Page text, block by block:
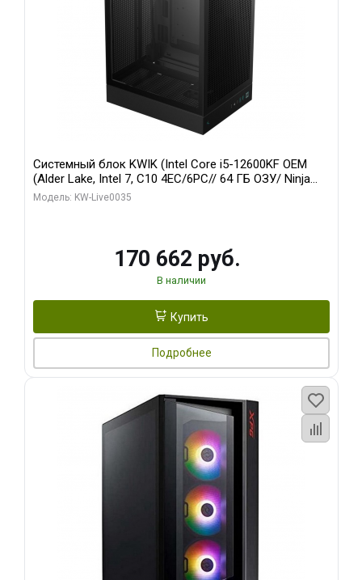
Системный блок KWIK (Intel Core i5-12600KF OEM
(Alder Lake, Intel 7, C10 4EC/6PC// 64 ГБ ОЗУ/ Ninja
Sinotex GTX1650 4GB 128bit GDDR6 DVI DP HDMI 2/
Модель: KW-Live0035
170 662 руб.
В наличии
Купить
Подробнее